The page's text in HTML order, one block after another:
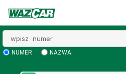
numer
NUMER NAZWA